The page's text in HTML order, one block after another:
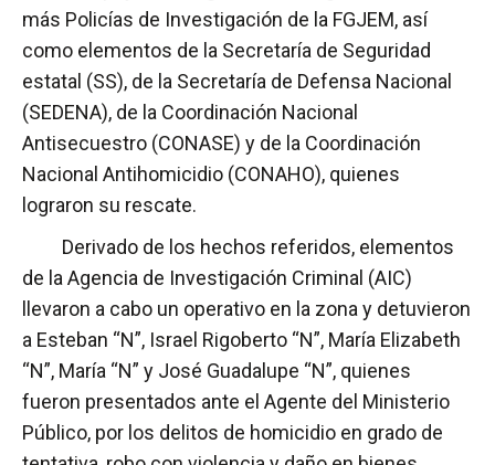
más Policías de Investigación de la FGJEM, así
como elementos de la Secretaría de Seguridad
estatal (SS), de la Secretaría de Defensa Nacional
(SEDENA), de la Coordinación Nacional
Antisecuestro (CONASE) y de la Coordinación
Nacional Antihomicidio (CONAHO), quienes
lograron su rescate.
Derivado de los hechos referidos, elementos
de la Agencia de Investigación Criminal (AIC)
llevaron a cabo un operativo en la zona y detuvieron
a Esteban “N”, Israel Rigoberto “N”, María Elizabeth
“N”, María “N” y José Guadalupe “N”, quienes
fueron presentados ante el Agente del Ministerio
Público, por los delitos de homicidio en grado de